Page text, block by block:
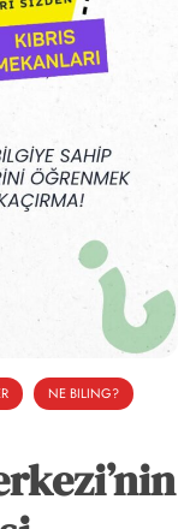
NE BILING?